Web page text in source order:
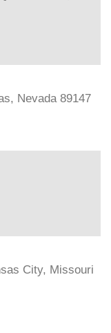
Nevada 89147
City, Missouri